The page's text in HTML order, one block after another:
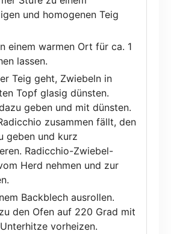
und homogenen Teig
einem warmen Ort für ca. 1
lassen.
Teig geht, Zwiebeln in
Topf glasig dünsten.
geben und mit dünsten.
zusammen fällt, den
geben und kurz
Radicchio-Zwiebel-
Herd nehmen und zur
Backblech ausrollen.
den Ofen auf 220 Grad mit
vorheizen.